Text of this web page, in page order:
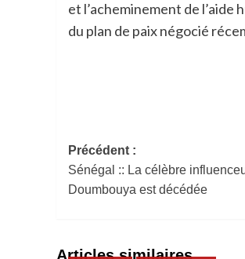
et l’acheminement de
du plan de paix négocié
Navigation
d’article
Précédent :
Sénégal :: La célèbre
Doumbouya est décédée
Articles similaires